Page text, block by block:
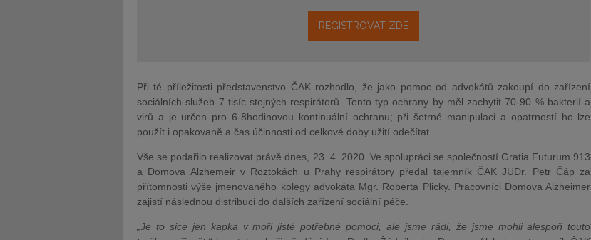
REGISTROVAT ZDE
Při té příležitosti představenstvo ČAK rozhodlo, že jako pomoc od advokátů zakoupí do zařízení
sociálních služeb 7 tisíc stejných respirátorů. Tento typ ochrany by měl zachytit 70-90 % bakterií a
virů a je určen pro 6-8hodinovou kontinuální ochranu; při šetrné manipulaci a opatrností ho lze
použít i opakovaně a čas účinnosti od celkové doby užití odečítat.
Vše se podařilo realizovat právě dnes, 23. 4. 2020. Ve spolupráci se společností Gratia Futurum 913
a Domova Alzhemeir v Roztokách u Prahy respirátory předal tajemník ČAK JUDr. Petr Čáp za
přítomnosti výše jmenovaného kolegy advokáta Mgr. Roberta Plicky. Pracovníci Domova Alzheimer
zajistí následnou distribuci do dalších zařízení sociální péče.
„Je to sice jen kapka v moři jistě potřebné pomoci, ale jsme rádi, že jsme mohli alespoň touto